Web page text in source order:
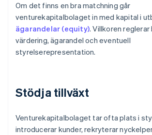
Om det finns en bra matchning går
venturekapitalbolaget in med kapital i
ägarandelar (equity). Villkoren reglerar
värdering, ägarandel och eventuell
styrelserepresentation.
Stödja tillväxt
Venturekapitalbolaget tar ofta plats i
introducerar kunder, rekryterar